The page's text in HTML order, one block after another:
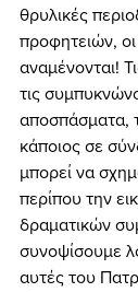
θρυλικές
προφητειών,
αναμένονται!
τις
αποσπάσματα,
κάποιος σε
μπορεί να
περίπου την
δραματικών
συνοψίσουμε
αυτές του